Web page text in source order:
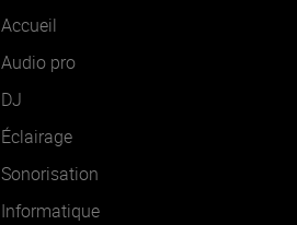
Accueil
Audio pro
DJ
Éclairage
Sonorisation
Informatique